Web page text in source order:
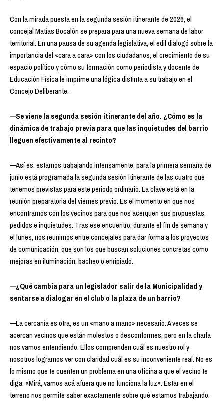
Con la mirada puesta en la segunda sesión itinerante de 2026, el
concejal Matías Bocalón se prepara para una nueva semana de labor
territorial. En una pausa de su agenda legislativa, el edil dialogó sobre la
importancia del «cara a cara» con los ciudadanos, el crecimiento de su
espacio político y cómo su formación como periodista y docente de
Educación Física le imprime una lógica distinta a su trabajo en el
Concejo Deliberante.
—Se viene la segunda sesión itinerante del año. ¿Cómo es la
dinámica de trabajo previa para que las inquietudes del barrio
lleguen efectivamente al recinto?
—Así es, estamos trabajando intensamente, para la primera semana de
junio está programada la segunda sesión itinerante de las cuatro que
tenemos previstas para este periodo ordinario. La clave está en la
reunión preparatoria del viernes previo. Es el momento en que nos
encontramos con los vecinos para que nos acerquen sus propuestas,
pedidos e inquietudes. Tras ese encuentro, durante el fin de semana y
el lunes, nos reunimos entre concejales para dar forma a los proyectos
de comunicación, que son los que buscan soluciones concretas como
mejoras en iluminación, bacheo o enripiado.
—¿Qué cambia para un legislador salir de la Municipalidad y
sentarse a dialogar en el club o la plaza de un barrio?
—La cercanía es otra, es un «mano a mano» necesario. A veces se
acercan vecinos que están molestos o desconformes, pero en la charla
nos vamos entendiendo. Ellos comprenden cuál es nuestro rol y
nosotros logramos ver con claridad cuál es su inconveniente real. No es
lo mismo que te cuenten un problema en una oficina a que el vecino te
diga: «Mirá, vamos acá afuera que no funciona la luz». Estar en el
terreno nos permite saber exactamente sobre qué estamos trabajando.